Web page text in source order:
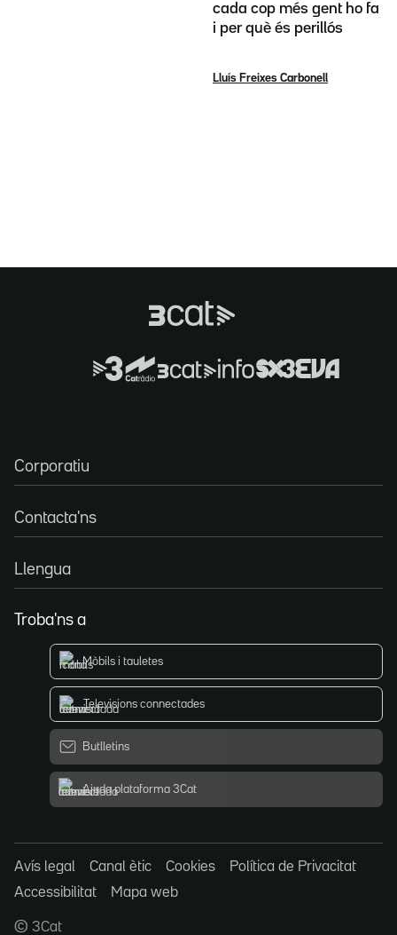
cada cop més gent ho fa
i per què és perillós
Lluís Freixes Carbonell
Corporatiu
Contacta'ns
Llengua
Troba'ns a
Mòbils i tauletes
Televisions connectades
Butlletins
Ajuda plataforma 3Cat
Avís legal Canal ètic Cookies
Política de Privacitat
Accessibilitat
Mapa web
© 3Cat